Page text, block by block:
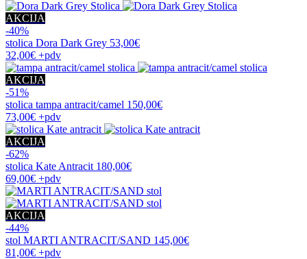
AKCIJA
-40%
stolica Dora Dark Grey 53,00€
32,00€ +pdv
AKCIJA
-51%
stolica tampa antracit/camel 150,00€
73,00€ +pdv
AKCIJA
-62%
stolica Kate Antracit 180,00€
69,00€ +pdv
AKCIJA
-44%
stol MARTI ANTRACIT/SAND 145,00€
81,00€ +pdv